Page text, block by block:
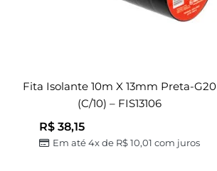
Fita Isolante 10m X 13mm Preta-G20
(c/10) – FIS13106
R$ 38,15
Em até 4x de R$10,01 com juros